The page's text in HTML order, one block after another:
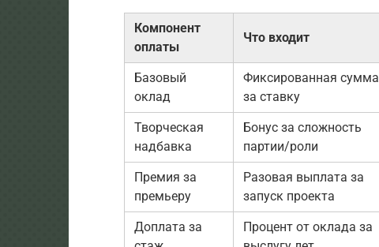
Компонент
оплаты
Что входит
Базовый
оклад
Фиксированная сумма
за ставку
Творческая
надбавка
Бонус за сложность
партии/роли
Премия за
премьеру
Разовая выплата за
запуск проекта
Доплата за
Процент от оклада за